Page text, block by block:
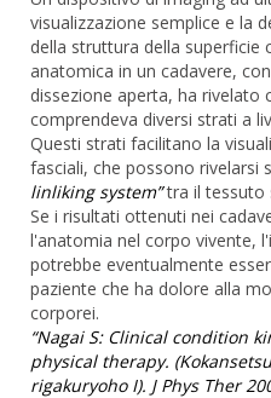
visualizzazione semplice e la
della struttura della superficie
anatomica in un cadavere,
dissezione aperta, ha
comprendeva diversi strati a
Questi strati facilitano la
fasciali, che possono rivelarsi
linliking system”tra il tessuto
Se i risultati ottenuti nei
l'anatomia nel corpo vivente,
potrebbe eventualmente
paziente che ha dolore alla
corporei.
“Nagai S: Clinical condition
physical therapy.
rigakuryoho I). J Phys Ther